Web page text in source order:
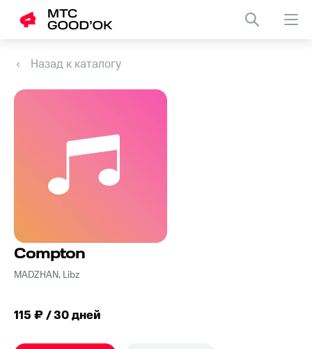
Назад к каталогу
Compton
MADZHAN, Libz
115 ₽ / 30 дней